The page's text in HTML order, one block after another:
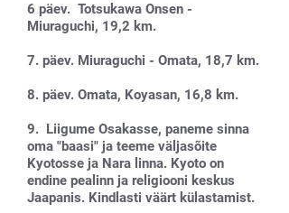
6 päev. Totsukawa Onsen -
Miuraguchi, 19,2 km.
7. päev. Miuraguchi - Omata, 18,7 km.
8. päev. Omata, Koyasan, 16,8 km.
9. Liigume Osakasse, paneme sinna
oma "baasi" ja teeme väljasõite
Kyotosse ja Nara linna. Kyoto on
endine pealinn ja religiooni keskus
Jaapanis. Kindlasti väärt külastamist.